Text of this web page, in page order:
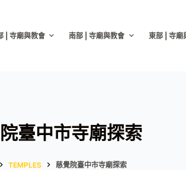
| 寺廟與教會 南部 | 寺廟與教會 東部 | 寺廟
臺中市寺廟探索
TEMPLES 慈覺院臺中市寺廟探索